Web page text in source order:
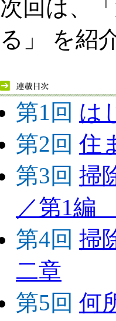
次回は、
る」 を紹
第1回 は
第2回 住
第3回 掃
／第1
第4回 掃
二章
第5回 何